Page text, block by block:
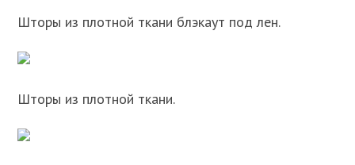
Шторы из плотной ткани блэкаут под лен.
Шторы из плотной ткани.